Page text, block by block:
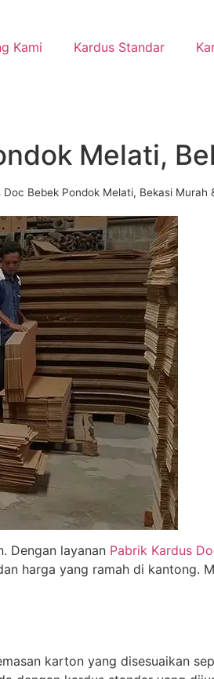
Kami Kardus Standar
Melati,
Doc Bebek Pondok Melati, Bekasi Murah
Dengan layanan Pabrik Kardus
harga yang ramah di kantong.
karton yang disesuaikan